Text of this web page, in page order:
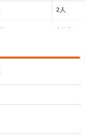
全高
2人
3ドア
全